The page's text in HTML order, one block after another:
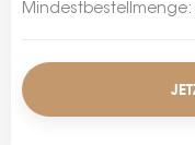
Mindestbestellmenge: